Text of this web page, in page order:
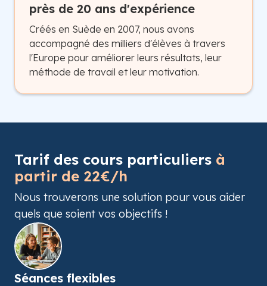
près de 20 ans d'expérience
Créés en Suède en 2007, nous avons
accompagné des milliers d'élèves à travers
l'Europe pour améliorer leurs résultats, leur
méthode de travail et leur motivation.
Tarif des cours particuliers à
partir de 22€/h
Nous trouverons une solution pour vous aider
quels que soient vos objectifs !
Séances flexibles